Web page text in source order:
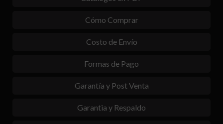
Cómo Comprar
Costo de Envío
Formas de Pago
Garantía y Post Venta
Garantia y Respaldo